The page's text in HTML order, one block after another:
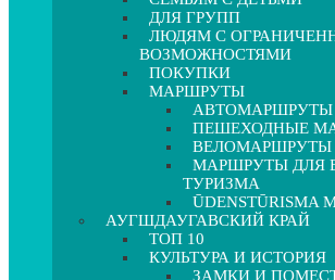
ДЛЯ ГРУПП
ЛЮДЯМ С
ВОЗМОЖНОСТЯМИ
ПОКУПКИ
МАРШРУТЫ
АВТОМАРШРУТЫ
ПЕШЕХОДНЫЕ
ВЕЛОМАРШРУТЫ
МАРШРУТЫ ДЛЯ
ТУРИЗМА
ŪDENSTŪRISMA
АУГШДАУГАВСКИЙ КРАЙ
ТОП 10
КУЛЬТУРА И ИСТОРИЯ
ЗАМКИ И